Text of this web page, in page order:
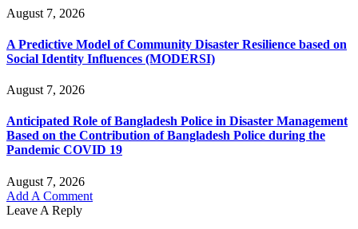
August 7, 2026
A Predictive Model of Community Disaster Resilience based on
Social Identity Influences (MODERSI)
August 7, 2026
Anticipated Role of Bangladesh Police in Disaster Management
Based on the Contribution of Bangladesh Police during the
Pandemic COVID 19
August 7, 2026
Add A Comment
Leave A Reply